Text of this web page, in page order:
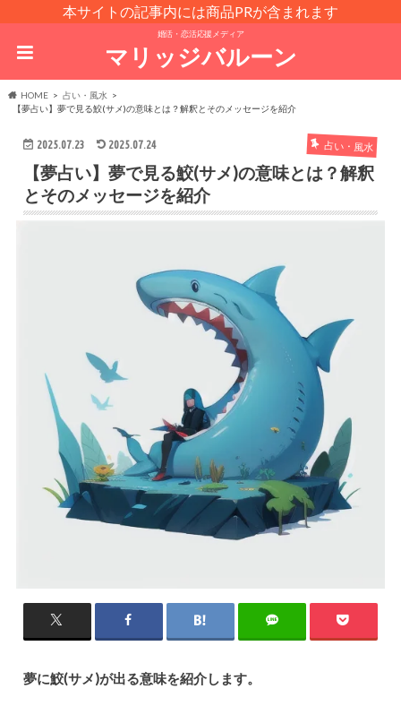
本サイトの記事内には商品PRが含まれます
婚活・恋活応援メディア
マリッジバルーン
HOME
占い・風水
【夢占い】夢で見る鮫(サメ)の意味とは？解釈とそのメッセージを紹介
2025.07.23 2025.07.24 占い・風水
【夢占い】夢で見る鮫(サメ)の意味とは？解釈
とそのメッセージを紹介
夢に鮫(サメ)が出る意味を紹介します。